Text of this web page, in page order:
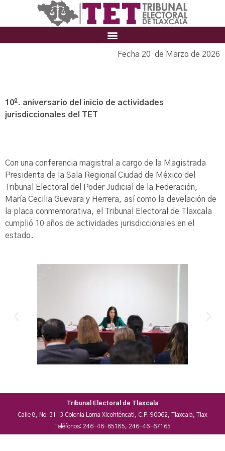
Fecha 20 de Marzo de 2026
10º. aniversario del inicio de actividades
jurisdiccionales del TET
Con una conferencia magistral a cargo de la Magistrada
Presidenta de la Sala Regional Ciudad de México del
Tribunal Electoral del Poder Judicial de la Federación,
María Cecilia Guevara y Herrera, así como la develación de
la placa conmemorativa, el Tribunal Electoral de Tlaxcala
cumplió 10 años de actividades jurisdiccionales en el
estado.
Tribunal Electoral de Tlaxcala
Calle 8, No. 3113 Colonia Loma Xicohténcatl, C.P. 90062, Tlaxcala, Tlax
Teléfonos: 246-46-65185, 246-46-67165